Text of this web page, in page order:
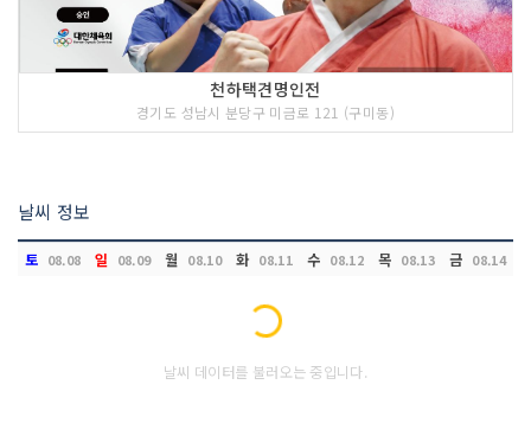
천하택견명인전
경기도 성남시 분당구 미금로 121 (구미동)
날씨 정보
토 08.08 일 08.09 월 08.10 화 08.11 수 08.12 목 08.13 금 08.14
Loading...
날씨 데이터를 불러오는 중입니다.